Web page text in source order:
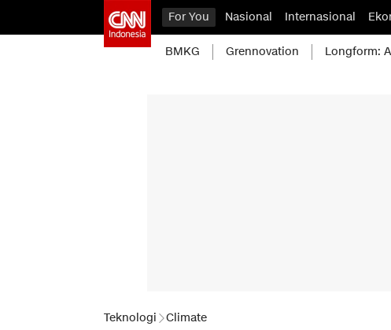
For You Nasional Internasional
BMKG Grennovation Longform:
Teknologi Climate